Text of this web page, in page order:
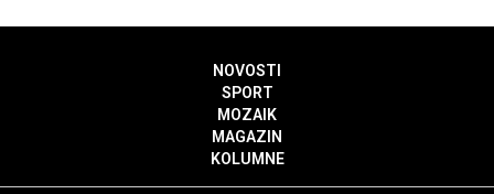
NOVOSTI
SPORT
MOZAIK
MAGAZIN
KOLUMNE